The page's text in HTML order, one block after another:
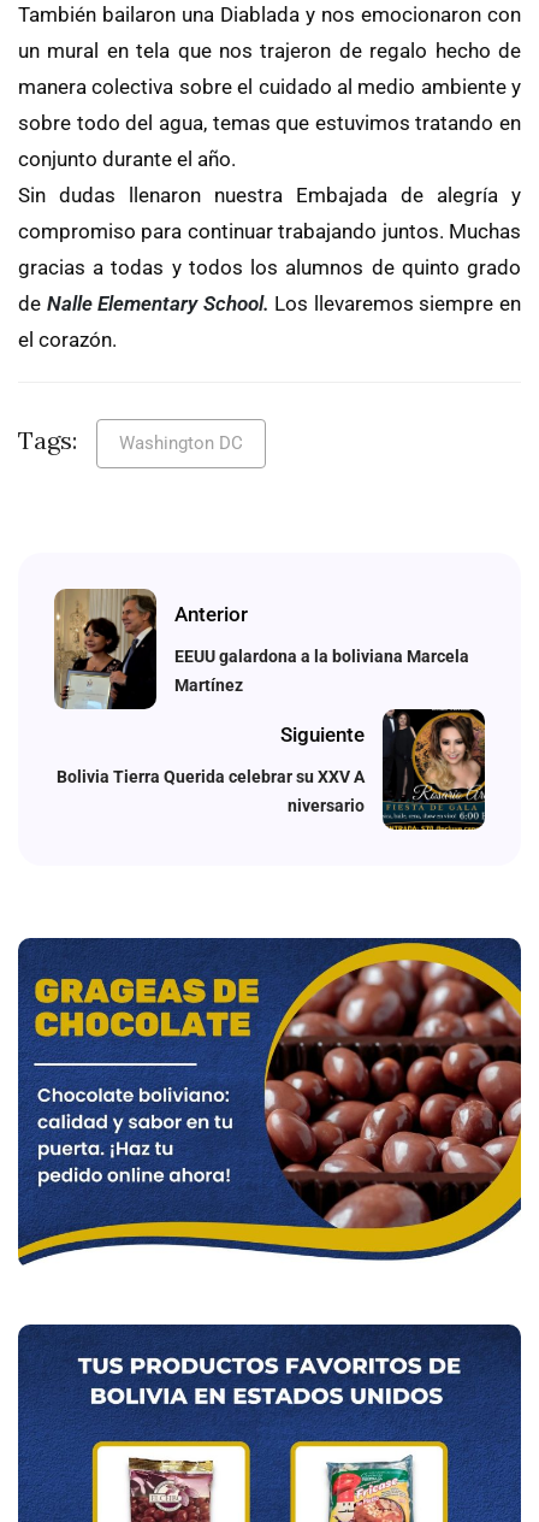
También bailaron una Diablada y nos emocionaron con
un mural en tela que nos trajeron de regalo hecho de
manera colectiva sobre el cuidado al medio ambiente y
sobre todo del agua, temas que estuvimos tratando en
conjunto durante el año.
Sin dudas llenaron nuestra Embajada de alegría y
compromiso para continuar trabajando juntos. Muchas
gracias a todas y todos los alumnos de quinto grado
de Nalle Elementary School. Los llevaremos siempre en
el corazón.
Tags: Washington DC
Anterior
EEUU galardona a la boliviana Marcela
Martínez
Siguiente
Bolivia Tierra Querida celebrar su XXV A
niversario